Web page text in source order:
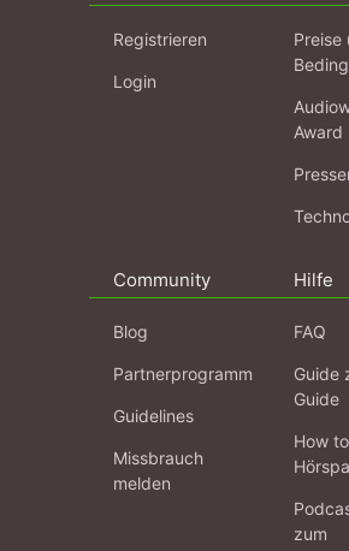
Registrieren
Login
Preise
Award
Community
Blog
Partnerprogramm
Guidelines
Missbrauch
melden
Hilfe
FAQ
Guide
Guide
How to
zum